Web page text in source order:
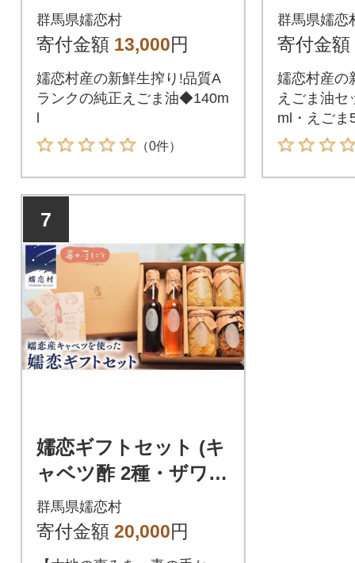
ま◆保存料不使用
群馬県嬬恋村
寄付金額 13,000円
嬬恋村産の新鮮生搾り!品質A
ランクの純正えごま油◆140m
l
（0件）
(えごま
産えご
群馬県嬬恋
寄付金額
嬬恋村産の
えごま油セ
ml・えごま
7
嬬恋ギフトセット (キ
ャベツ酢 2種・ザワー
クラウト 3種・嬬恋産
キャベツの佃煮1種)ギ
群馬県嬬恋村
寄付金額 20,000円